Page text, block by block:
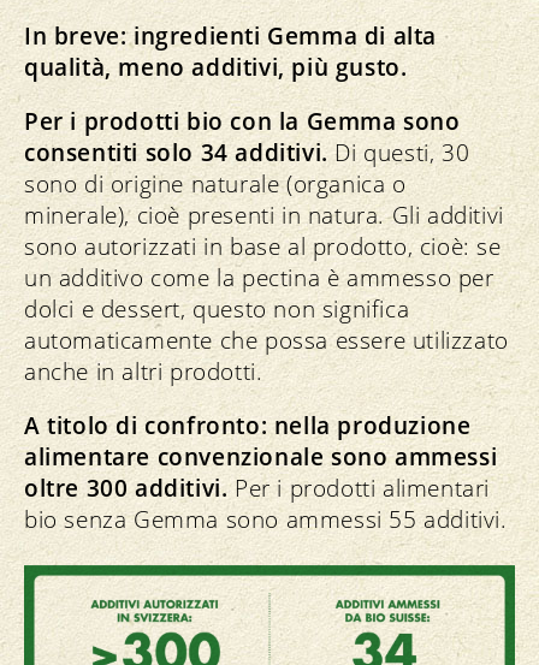
In breve: ingredienti Gemma di alta
qualità, meno additivi, più gusto.
Per i prodotti bio con la Gemma sono
consentiti solo 34 additivi.Di questi, 30
sono di origine naturale (organica o
minerale), cioè presenti in natura. Gli additivi
sono autorizzati in base al prodotto, cioè: se
un additivo come la pectina è ammesso per
dolci e dessert, questo non significa
automaticamente che possa essere utilizzato
anche in altri prodotti.
A titolo di confronto: nella produzione
alimentare convenzionale sono ammessi
oltre 300 additivi.Per i prodotti alimentari
bio senza Gemma sono ammessi 55 additivi.